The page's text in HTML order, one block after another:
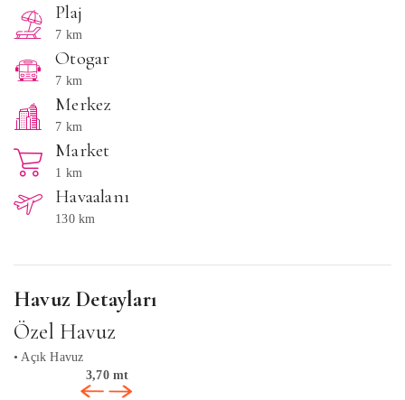
Plaj
7 km
Otogar
7 km
Merkez
7 km
Market
1 km
Havaalanı
130 km
Havuz Detayları
Özel Havuz
• Açık Havuz
3,70 mt